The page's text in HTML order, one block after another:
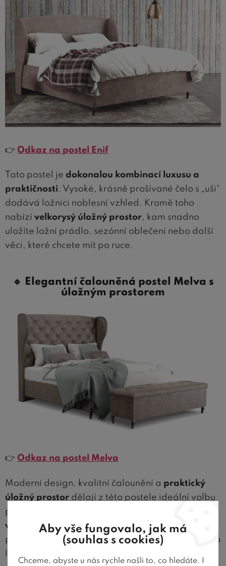
👉 Odkaz na postel Enif
Tato postel je dokonalou kombinací luxusu a
praktičnosti. Vysoké, krásně prošívané čelo s „uši“
dodává ložnici noblesní vzhled. Kromě toho
nabízí velkorysý úložný prostor, kam snadno
uložíte ložní prádlo, sezónní oblečení nebo další
věci, které chcete mít po ruce.
🔹
Elegantní čalouněná postel Melva s
úložným prostorem
👉 Odkaz na postel Melva
Moderní design, kvalitní čalounění a praktický
úložný prostor dělají z této postele ideální volbu
pro ty, kteří chtějí
využití prostoru. Díky vysokému čelu s „uši“
poskytuje perfektní oporu při odpočinku a dodává
Aby vše fungovalo, jak má
(souhlas s cookies)
Chceme, abyste u nás rychle našli to, co hledáte. I